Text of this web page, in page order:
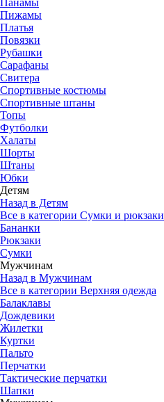
Панамы
Пижамы
Платья
Повязки
Рубашки
Сарафаны
Свитера
Спортивные костюмы
Спортивные штаны
Топы
Футболки
Халаты
Шорты
Штаны
Юбки
Детям
Назад в Детям
Все в категории Сумки и рюкзаки
Бананки
Рюкзаки
Сумки
Мужчинам
Назад в Мужчинам
Все в категории Верхняя одежда
Балаклавы
Дождевики
Жилетки
Куртки
Пальто
Перчатки
Тактические перчатки
Шапки